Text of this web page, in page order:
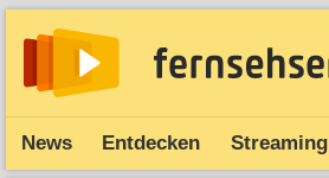
News Entdecken Streaming